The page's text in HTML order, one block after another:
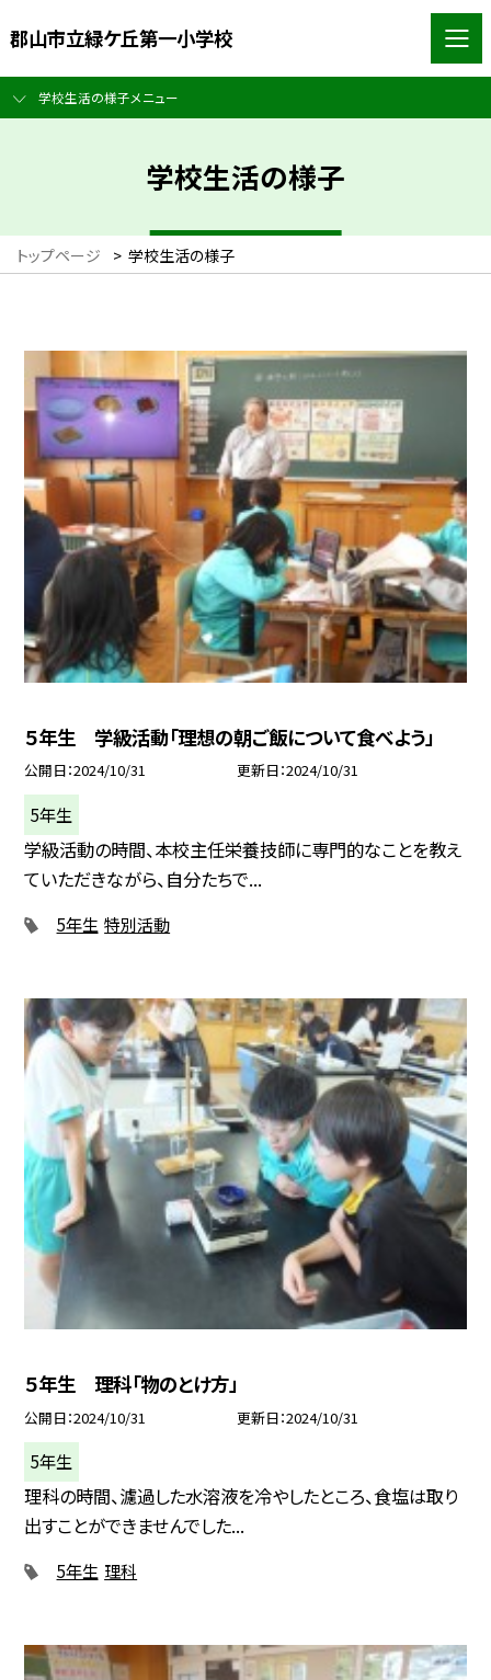
郡山市立緑ケ丘第一小学校
学校生活の様子メニュー
学校生活の様子
トップページ > 学校生活の様子
５年生 学級活動「理想の朝ご飯について食べよう」
公開日 2024/10/31 更新日 2024/10/31
5年生
学級活動の時間、本校主任栄養技師に専門的なことを教え
ていただきながら、自分たちで...
5年生 特別活動
５年生 理科「物のとけ方」
公開日 2024/10/31 更新日 2024/10/31
5年生
理科の時間、濾過した水溶液を冷やしたところ、食塩は取り
出すことができませんでした...
5年生 理科